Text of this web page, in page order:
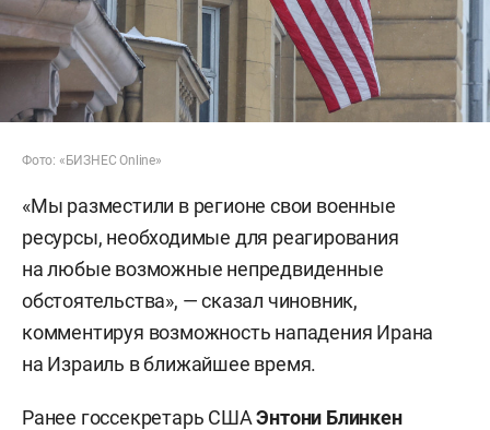
Фото: «БИЗНЕС Online»
«Мы разместили в регионе свои военные
ресурсы, необходимые для реагирования
на любые возможные непредвиденные
обстоятельства», — сказал чиновник,
комментируя возможность нападения Ирана
на Израиль в ближайшее время.
Ранее госсекретарь СШАЭнтони Блинкен